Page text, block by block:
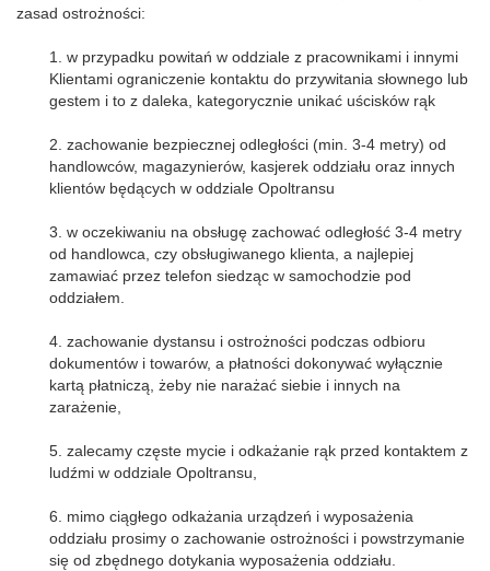
zasad ostrożności:
1. w przypadku powitań w oddziale z pracownikami i innymi
Klientami ograniczenie kontaktu do przywitania słownego lub
gestem i to z daleka, kategorycznie unikać uścisków rąk
2. zachowanie bezpiecznej odległości (min. 3-4 metry) od
handlowców, magazynierów, kasjerek oddziału oraz innych
klientów będących w oddziale Opoltransu
3. w oczekiwaniu na obsługę zachować odległość 3-4 metry
od handlowca, czy obsługiwanego klienta, a najlepiej
zamawiać przez telefon siedząc w samochodzie pod
oddziałem.
4. zachowanie dystansu i ostrożności podczas odbioru
dokumentów i towarów, a płatności dokonywać wyłącznie
kartą płatniczą, żeby nie narażać siebie i innych na
zarażenie,
5. zalecamy częste mycie i odkażanie rąk przed kontaktem z
ludźmi w oddziale Opoltransu,
6. mimo ciągłego odkażania urządzeń i wyposażenia
oddziału prosimy o zachowanie ostrożności i powstrzymanie
się od zbędnego dotykania wyposażenia oddziału.